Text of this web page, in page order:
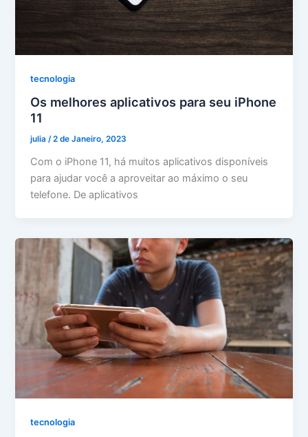
tecnologia
Os melhores aplicativos para seu iPhone
11
julia/2 de Janeiro, 2023
Com o iPhone 11, há muitos aplicativos disponíveis
para ajudar você a aproveitar ao máximo o seu
telefone. De aplicativos
tecnologia